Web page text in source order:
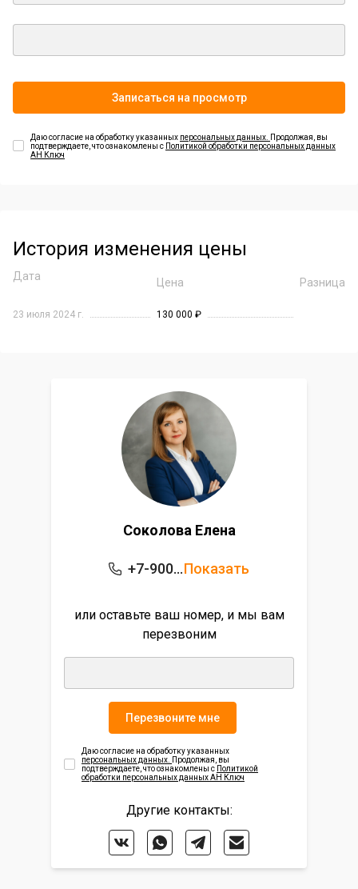
Записаться на просмотр
Даю согласие на обработку указанных персональных данных.
Продолжая, вы
подтверждаете, что ознакомлены с Политикой обработки персональных данных
АН Ключ
История изменения цены
Дата Цена Разница
23 июля 2024 г. 130 000 ₽
Соколова Елена
+7-900-536-55-22Показать
или оставьте ваш номер, и мы вам
перезвоним
Перезвоните мне
Даю согласие на обработку указанных
персональных данных.
Продолжая, вы
подтверждаете, что ознакомлены с Политикой
обработки персональных данных АН Ключ
Другие контакты: